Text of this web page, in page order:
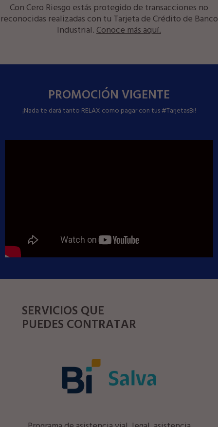
Con Cero Riesgo estás protegido de transacciones no
reconocidas realizadas con tu Tarjeta de Crédito de Banco
Industrial.Conoce más aquí.
PROMOCIÓN VIGENTE
¡Nada te dará tanto RELAX como pagar con tus #TarjetasBi!
SERVICIOS QUE
PUEDES CONTRATAR